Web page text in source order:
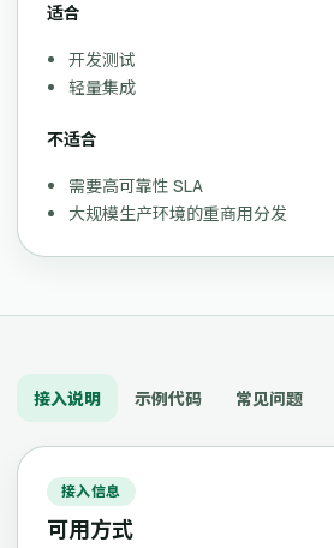
适合
开发测试
轻量集成
不适合
需要高可靠性 SLA
大规模生产环境的重商用分发
接入说明 示例代码 常见问题
接入信息
可用方式